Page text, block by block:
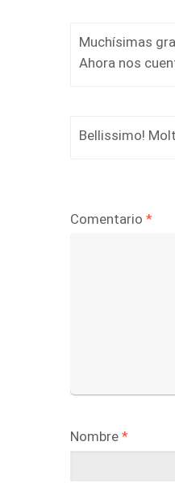
Muchísimas
Ahora nos
Bellissimo!
Comentario*
Nombre*